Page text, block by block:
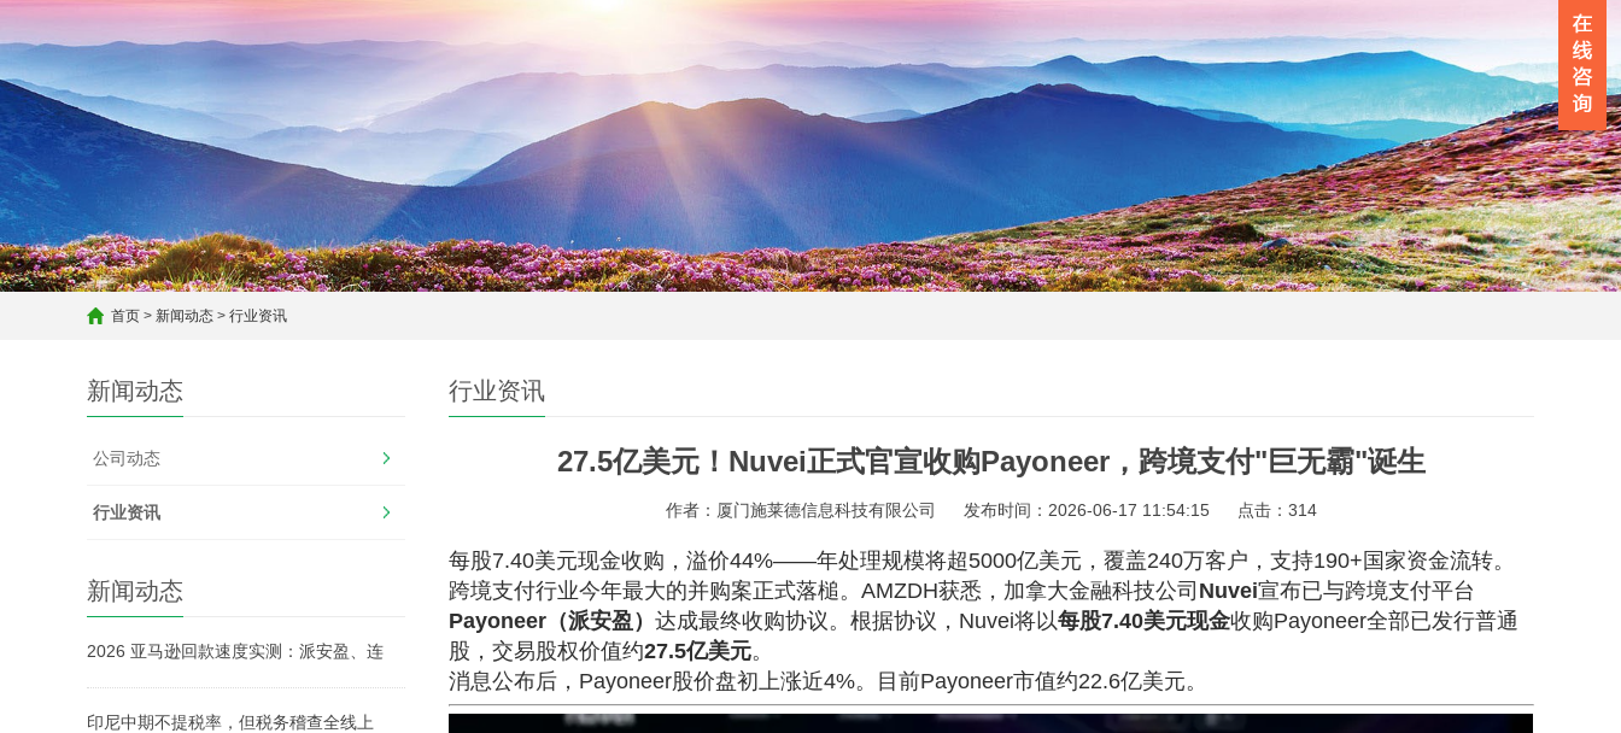
首页 > 新闻动态 > 行业资讯
新闻动态
公司动态
行业资讯
新闻动态
2026 亚马逊回款速度实测：派安盈、连
印尼中期不提税率，但税务稽查全线上
行业资讯
27.5亿美元！Nuvei正式官宣收购Payoneer，跨境支付"巨无霸"诞生
作者：厦门施莱德信息科技有限公司 发布时间：2026-06-17 11:54:15 点击： 314
每股7.40美元现金收购，溢价44%——年处理规模将超5000亿美元，覆盖240万客户，支持190+国家资金流转。
跨境支付行业今年最大的并购案正式落槌。AMZDH获悉，加拿大金融科技公司 Nuvei宣布已与跨境支付平台
Payoneer（派安盈） 达成最终收购协议。根据协议，Nuvei将以每股7.40美元现金收购Payoneer全部已发行普通
股，交易股权价值约27.5亿美元。
消息公布后，Payoneer股价盘初上涨近4%。目前Payoneer市值约22.6亿美元。